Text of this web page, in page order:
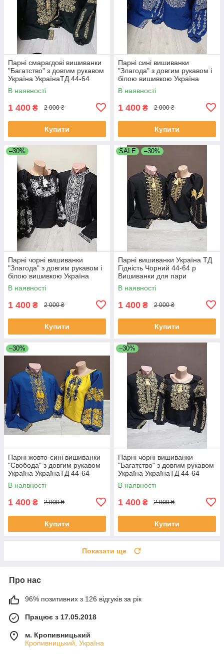
Парні смарагдові вишиванки
"Багатство" з довгим рукавом
Україна УкраїнаТД 44-64
розміри за 1 штуку
В наявності
1 400 ₴ 2 000 ₴
Купити
Парні сині вишиванки
"Злагода" з довгим рукавом і
білою вишивкою Україна
УкраїнаТД за 1 штуку
В наявності
1 400 ₴ 2 000 ₴
Купити
–30%
Парні чорні вишиванки
"Злагода" з довгим рукавом і
білою вишивкою Україна
УкраїнаТД за 1 штуку
В наявності
1 400 ₴ 2 000 ₴
Купити
SALE –30%
Парні вишиванки Україна ТД
Гідність Чорний 44-64 р
Вишиванки для пари
Вишиванки для жінок та
чоловіків
В наявності
1 400 ₴ 2 000 ₴
Купити
–30%
Парні жовто-сині вишиванки
"Свобода" з довгим рукавом
Україна УкраїнаТД 44-64
розміри за 1 штуку
В наявності
1 400 ₴ 2 000 ₴
Купити
–30%
Парні чорні вишиванки
"Багатство" з довгим рукавом
Україна УкраїнаТД 44-64
розміри комплект за 1 штуку
В наявності
1 400 ₴ 2 000 ₴
Купити
Показати ще
Про нас
96% позитивних з 126 відгуків за рік
Працює з 17.05.2018
м. Кропивницький
Кропивницький, Україна